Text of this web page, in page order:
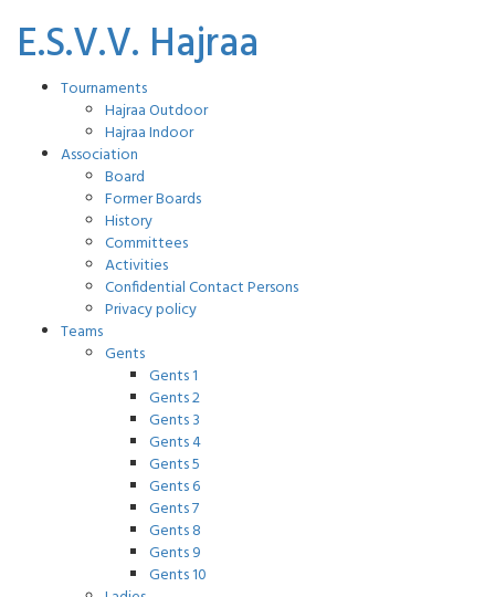
E.S.V.V. Hajraa
Tournaments
Hajraa Outdoor
Hajraa Indoor
Association
Board
Former Boards
History
Committees
Activities
Confidential Contact Persons
Privacy policy
Teams
Gents
Gents 1
Gents 2
Gents 3
Gents 4
Gents 5
Gents 6
Gents 7
Gents 8
Gents 9
Gents 10